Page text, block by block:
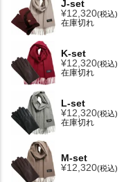
J-set
¥12,320 税込
在庫切れ
K-set
¥12,320 税込
在庫切れ
L-set
¥12,320 税込
在庫切れ
M-set
¥12,320 税込